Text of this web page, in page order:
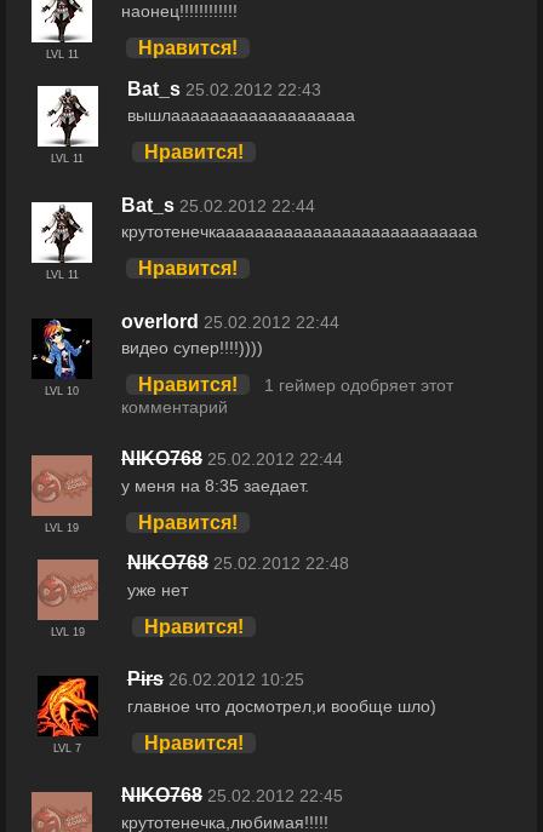
LVL 11
наонец!!!!!!!!!!!!
Нравится!
LVL 11
Bat_s 25.02.2012 22:43
вышлааааааааааааааааааа
Нравится!
LVL 11
Bat_s 25.02.2012 22:44
крутотенечкааааааааааааааааааааааааааа
Нравится!
LVL 10
overlord 25.02.2012 22:44
видео супер!!!!))))
Нравится!
1 геймер одобряет этот
комментарий
LVL 19
NIKO768 25.02.2012 22:44
у меня на 8:35 заедает.
Нравится!
LVL 19
NIKO768 25.02.2012 22:48
уже нет
Нравится!
LVL 7
Pirs 26.02.2012 10:25
главное что досмотрел,и вообще шло)
Нравится!
NIKO768 25.02.2012 22:45
крутотенечка,любимая!!!!!